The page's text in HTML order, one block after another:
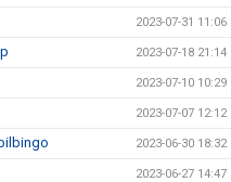
2023-07-31 11:06
2023-07-18 21:14
2023-07-10 10:29
2023-07-07 12:12
2023-06-30 18:32
2023-06-27 14:47